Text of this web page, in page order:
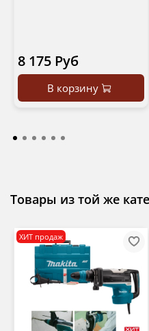
8 175 Руб
В корзину
Товары из той же
ХИТ продаж